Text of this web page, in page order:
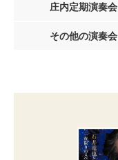
庄内定期演奏会
その他の演奏会